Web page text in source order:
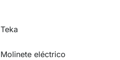
Teka
Molinete eléctrico